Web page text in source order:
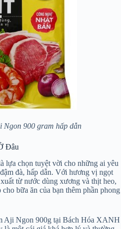
Ngon 900 gram hấp dẫn
Đâu
lựa chọn tuyệt vời cho những ai yêu
đà, hấp dẫn. Với hương vị ngọt
từ nước dùng xương và thịt heo,
bữa ăn của bạn thêm phần phong
Aji Ngon 900g tại Bách Hóa XANH